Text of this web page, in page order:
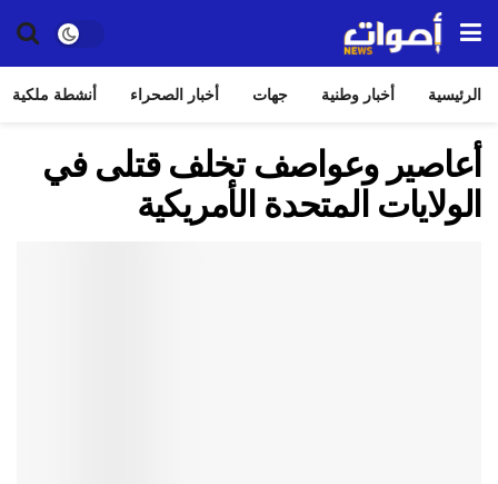
الرئيسية أخبار وطنية جهات أخبار الصحراء أنشطة ملكية
أعاصير وعواصف تخلف قتلى في
الولايات المتحدة الأمريكية